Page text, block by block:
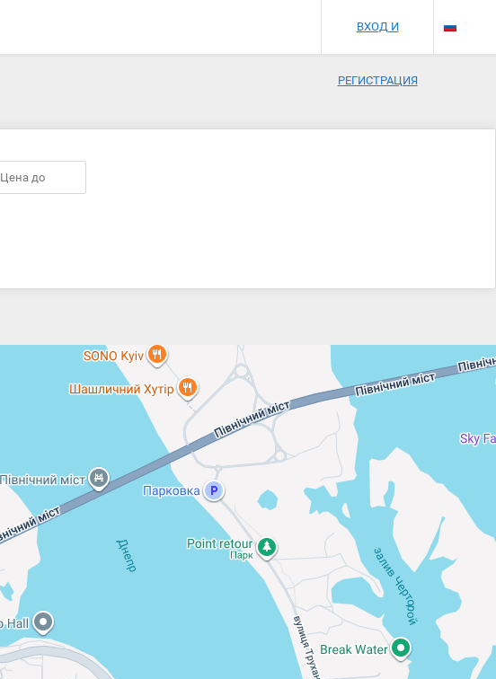
ВХОД И
РЕГИСТРАЦИЯ
Цена до